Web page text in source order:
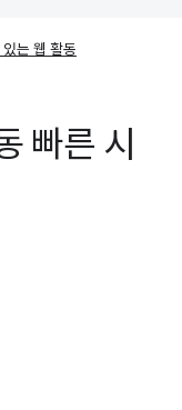
는 웹 활동
빠른 시